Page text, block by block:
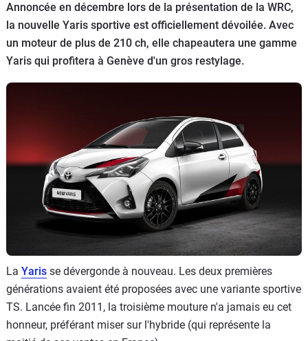
Flottes
Services
Moto
Marques
Annoncée en décembre lors de la présentation de la WRC,
la nouvelle Yaris sportive est officiellement dévoilée. Avec
un moteur de plus de 210 ch, elle chapeautera une gamme
Yaris qui profitera à Genève d'un gros restylage.
La Yaris se dévergonde à nouveau. Les deux premières
générations avaient été proposées avec une variante sportive
TS. Lancée fin 2011, la troisième mouture n'a jamais eu cet
honneur, préférant miser sur l'hybride (qui représente la